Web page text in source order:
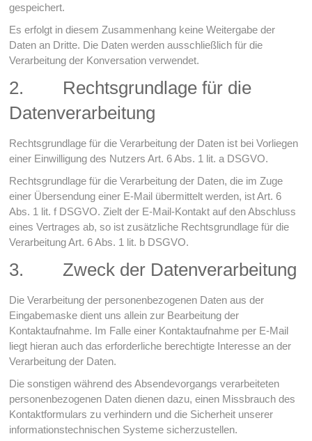
gespeichert.
Es erfolgt in diesem Zusammenhang keine Weitergabe der
Daten an Dritte. Die Daten werden ausschließlich für die
Verarbeitung der Konversation verwendet.
2. Rechtsgrundlage für die
Datenverarbeitung
Rechtsgrundlage für die Verarbeitung der Daten ist bei Vorliegen
einer Einwilligung des Nutzers Art. 6 Abs. 1 lit. a DSGVO.
Rechtsgrundlage für die Verarbeitung der Daten, die im Zuge
einer Übersendung einer E-Mail übermittelt werden, ist Art. 6
Abs. 1 lit. f DSGVO. Zielt der E-Mail-Kontakt auf den Abschluss
eines Vertrages ab, so ist zusätzliche Rechtsgrundlage für die
Verarbeitung Art. 6 Abs. 1 lit. b DSGVO.
3. Zweck der Datenverarbeitung
Die Verarbeitung der personenbezogenen Daten aus der
Eingabemaske dient uns allein zur Bearbeitung der
Kontaktaufnahme. Im Falle einer Kontaktaufnahme per E-Mail
liegt hieran auch das erforderliche berechtigte Interesse an der
Verarbeitung der Daten.
Die sonstigen während des Absendevorgangs verarbeiteten
personenbezogenen Daten dienen dazu, einen Missbrauch des
Kontaktformulars zu verhindern und die Sicherheit unserer
informationstechnischen Systeme sicherzustellen.